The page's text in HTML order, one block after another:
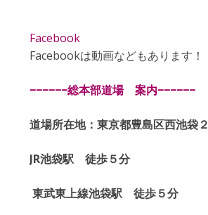
Facebook
Facebookは動画などもあります！
−−−−−−総本部道場 案内−−−−−−
道場所在地：東京都豊島区西池袋２
JR池袋駅 徒歩５分
東武東上線池袋駅 徒歩５分